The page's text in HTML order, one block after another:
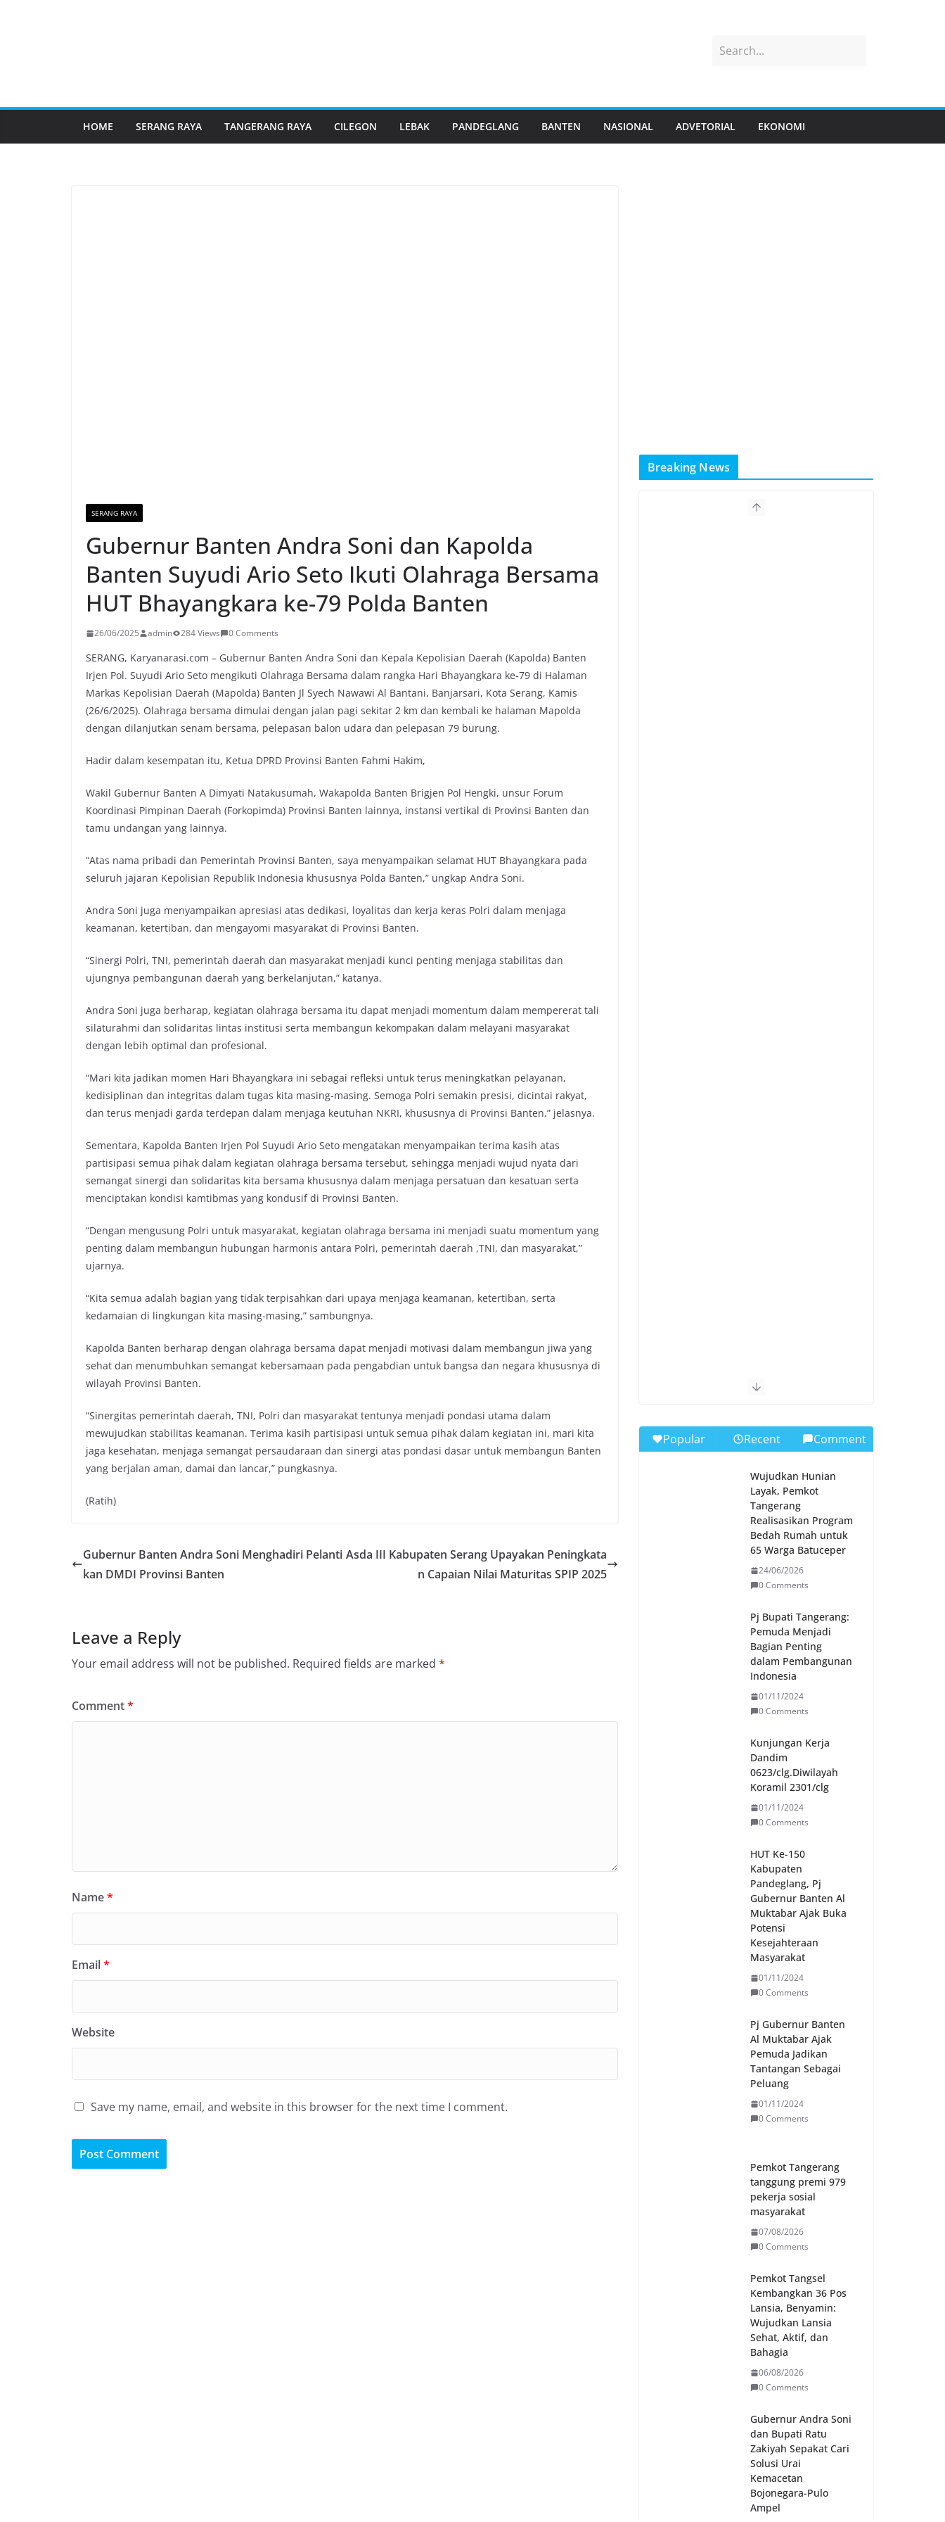
HOME SERANG RAYA TANGERANG RAYA CILEGON LEBAK PANDEGLANG BANTEN NASIONAL ADVETORIAL EKONOMI
SERANG RAYA
Gubernur Banten Andra Soni dan Kapolda
Banten Suyudi Ario Seto Ikuti Olahraga Bersama
HUT Bhayangkara ke-79 Polda Banten
26/06/2025 admin 284 Views 0 Comments
SERANG, Karyanarasi.com – Gubernur Banten Andra Soni dan Kepala Kepolisian Daerah (Kapolda) Banten
Irjen Pol. Suyudi Ario Seto mengikuti Olahraga Bersama dalam rangka Hari Bhayangkara ke-79 di Halaman
Markas Kepolisian Daerah (Mapolda) Banten Jl Syech Nawawi Al Bantani, Banjarsari, Kota Serang, Kamis
(26/6/2025). Olahraga bersama dimulai dengan jalan pagi sekitar 2 km dan kembali ke halaman Mapolda
dengan dilanjutkan senam bersama, pelepasan balon udara dan pelepasan 79 burung.
Hadir dalam kesempatan itu, Ketua DPRD Provinsi Banten Fahmi Hakim,
Wakil Gubernur Banten A Dimyati Natakusumah, Wakapolda Banten Brigjen Pol Hengki, unsur Forum
Koordinasi Pimpinan Daerah (Forkopimda) Provinsi Banten lainnya, instansi vertikal di Provinsi Banten dan
tamu undangan yang lainnya.
“Atas nama pribadi dan Pemerintah Provinsi Banten, saya menyampaikan selamat HUT Bhayangkara pada
seluruh jajaran Kepolisian Republik Indonesia khususnya Polda Banten,” ungkap Andra Soni.
Andra Soni juga menyampaikan apresiasi atas dedikasi, loyalitas dan kerja keras Polri dalam menjaga
keamanan, ketertiban, dan mengayomi masyarakat di Provinsi Banten.
“Sinergi Polri, TNI, pemerintah daerah dan masyarakat menjadi kunci penting menjaga stabilitas dan
ujungnya pembangunan daerah yang berkelanjutan,” katanya.
Andra Soni juga berharap, kegiatan olahraga bersama itu dapat menjadi momentum dalam mempererat tali
silaturahmi dan solidaritas lintas institusi serta membangun kekompakan dalam melayani masyarakat
dengan lebih optimal dan profesional.
“Mari kita jadikan momen Hari Bhayangkara ini sebagai refleksi untuk terus meningkatkan pelayanan,
kedisiplinan dan integritas dalam tugas kita masing-masing. Semoga Polri semakin presisi, dicintai rakyat,
dan terus menjadi garda terdepan dalam menjaga keutuhan NKRI, khususnya di Provinsi Banten,” jelasnya.
Sementara, Kapolda Banten Irjen Pol Suyudi Ario Seto mengatakan menyampaikan terima kasih atas
partisipasi semua pihak dalam kegiatan olahraga bersama tersebut, sehingga menjadi wujud nyata dari
semangat sinergi dan solidaritas kita bersama khususnya dalam menjaga persatuan dan kesatuan serta
menciptakan kondisi kamtibmas yang kondusif di Provinsi Banten.
“Dengan mengusung Polri untuk masyarakat, kegiatan olahraga bersama ini menjadi suatu momentum yang
penting dalam membangun hubungan harmonis antara Polri, pemerintah daerah ,TNI, dan masyarakat,”
ujarnya.
“Kita semua adalah bagian yang tidak terpisahkan dari upaya menjaga keamanan, ketertiban, serta
kedamaian di lingkungan kita masing-masing,” sambungnya.
Kapolda Banten berharap dengan olahraga bersama dapat menjadi motivasi dalam membangun jiwa yang
sehat dan menumbuhkan semangat kebersamaan pada pengabdian untuk bangsa dan negara khususnya di
wilayah Provinsi Banten.
“Sinergitas pemerintah daerah, TNI, Polri dan masyarakat tentunya menjadi pondasi utama dalam
mewujudkan stabilitas keamanan. Terima kasih partisipasi untuk semua pihak dalam kegiatan ini, mari kita
jaga kesehatan, menjaga semangat persaudaraan dan sinergi atas pondasi dasar untuk membangun Banten
yang berjalan aman, damai dan lancar,” pungkasnya.
(Ratih)
Gubernur Banten Andra Soni Menghadiri Pelanti
kan DMDI Provinsi Banten
Asda III Kabupaten Serang Upayakan Peningkata
n Capaian Nilai Maturitas SPIP 2025
Leave a Reply
Your email address will not be published. Required fields are marked *
Comment*
Name*
Email*
Website
Save my name, email, and website in this browser for the next time I comment.
Breaking News
Popular Recent Comment
Wujudkan Hunian
Layak, Pemkot
Tangerang
Realisasikan Program
Bedah Rumah untuk
65 Warga Batuceper
24/06/2026
0 Comments
Pj Bupati Tangerang:
Pemuda Menjadi
Bagian Penting
dalam Pembangunan
Indonesia
01/11/2024
0 Comments
Kunjungan Kerja
Dandim
0623/clg.Diwilayah
Koramil 2301/clg
01/11/2024
0 Comments
HUT Ke-150
Kabupaten
Pandeglang, Pj
Gubernur Banten Al
Muktabar Ajak Buka
Potensi
Kesejahteraan
Masyarakat
01/11/2024
0 Comments
Pj Gubernur Banten
Al Muktabar Ajak
Pemuda Jadikan
Tantangan Sebagai
Peluang
01/11/2024
0 Comments
Pemkot Tangerang
tanggung premi 979
pekerja sosial
masyarakat
07/08/2026
0 Comments
Pemkot Tangsel
Kembangkan 36 Pos
Lansia, Benyamin:
Wujudkan Lansia
Sehat, Aktif, dan
Bahagia
06/08/2026
0 Comments
Gubernur Andra Soni
dan Bupati Ratu
Zakiyah Sepakat Cari
Solusi Urai
Kemacetan
Bojonegara-Pulo
Ampel